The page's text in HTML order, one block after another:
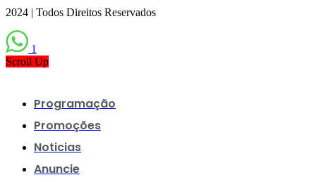
2024 | Todos Direitos Reservados
1
Scroll Up
Programação
Promoções
Noticias
Anuncie